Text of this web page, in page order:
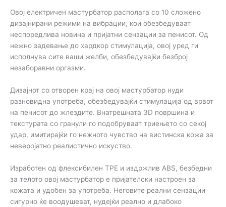
Овој електричен мастурбатор располага со 10 сложено
дизајнирани режими на вибрации, кои обезбедуваат
неспоредлива новина и пријатни сензации за пенисот. Од
нежно задевање до хардкор стимулација, овој уред ги
исполнува сите ваши желби, обезбедувајќи безброј
незаборавни оргазми.
Дизајнот со отворен крај на овој мастурбатор нуди
разновидна употреба, обезбедувајќи стимулација од врвот
на пенисот до жлездите. Внатрешната 3D површина и
текстурата со гранули го подобруваат триењето со секој
удар, имитирајќи го нежното чувство на вистинска кожа за
неверојатно реалистично искуство.
Изработен од флексибилен TPE и издржлив ABS, безбедни
за телото овој мастурбатор е пријателски настроен за
кожата и удобен за употреба. Неговите реални сензации
сигурно ќе воодушеват, нудејќи реално и длабоко